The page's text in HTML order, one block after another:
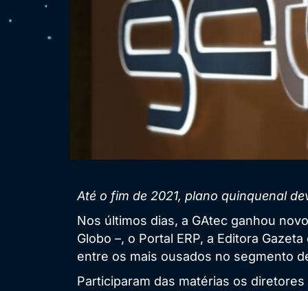
Até o fim de 2021, plano quinquenal
Nos últimos dias, a GAtec ganhou
Globo –, o Portal ERP, a Editora
entre os mais ousados no segmento
Participaram das matérias os